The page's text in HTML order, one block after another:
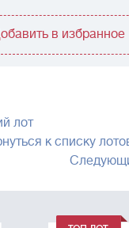
в избранное
лот
к списку